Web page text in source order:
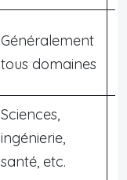
Généralement
tous domaines
Sciences,
ingénierie,
santé, etc.